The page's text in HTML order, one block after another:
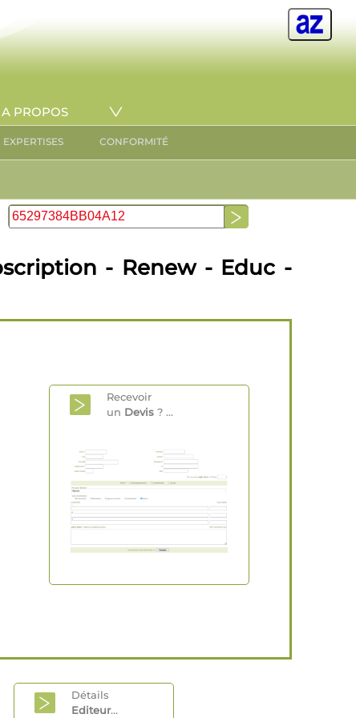
A PROPOS
EXPERTISES CONFORMITÉ
- Renew - Educ -
Recevoir
un Devis ? ...
Détails
Editeur...